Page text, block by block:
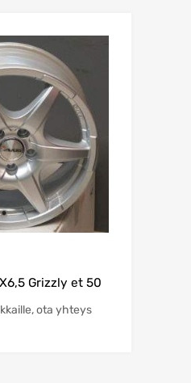
Grizzly et 50
ota yhteys